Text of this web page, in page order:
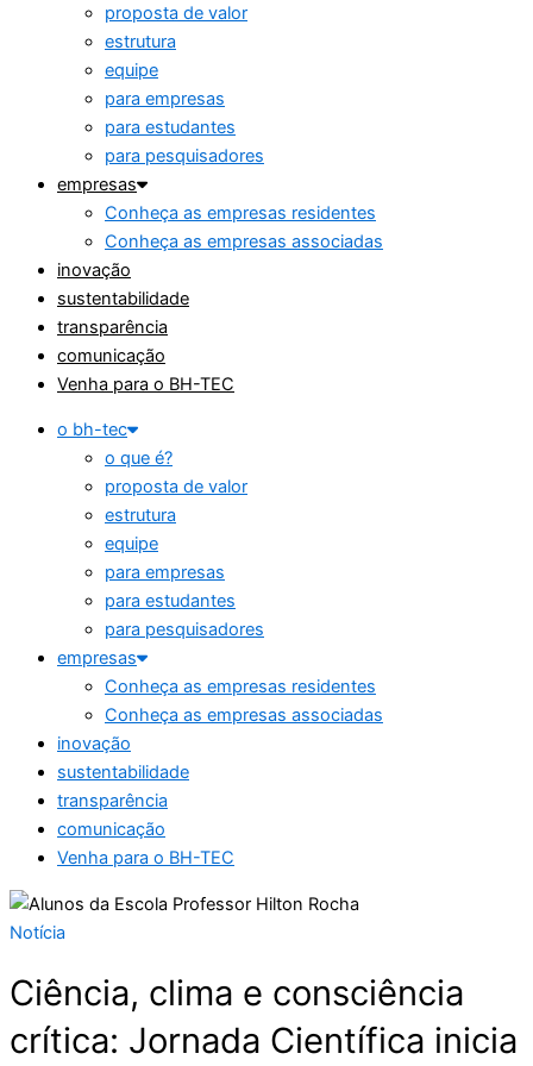
proposta de valor
estrutura
equipe
para empresas
para estudantes
para pesquisadores
empresas
Conheça as empresas residentes
Conheça as empresas associadas
inovação
sustentabilidade
transparência
comunicação
Venha para o BH-TEC
o bh-tec
o que é?
proposta de valor
estrutura
equipe
para empresas
para estudantes
para pesquisadores
empresas
Conheça as empresas residentes
Conheça as empresas associadas
inovação
sustentabilidade
transparência
comunicação
Venha para o BH-TEC
Notícia
Ciência, clima e consciência
crítica: Jornada Científica inicia